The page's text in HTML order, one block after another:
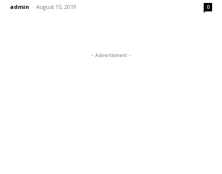
admin - August 15, 2019 0
- Advertisment -